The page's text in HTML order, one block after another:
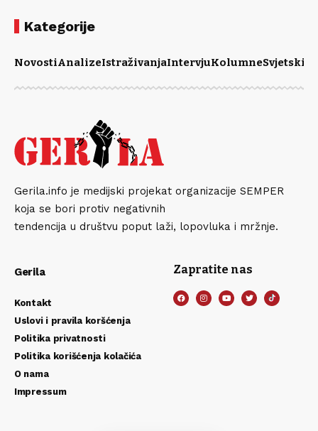
Kategorije
NovostiAnalizeIstraživanjaIntervjuKolumneSvjetski
Gerila.info je medijski projekat organizacije SEMPER
koja se bori protiv negativnih
tendencija u društvu poput laži, lopovluka i mržnje.
Gerila
Kontakt
Uslovi i pravila koršćenja
Politika privatnosti
Politika korišćenja kolačića
O nama
Impressum
Zapratite nas